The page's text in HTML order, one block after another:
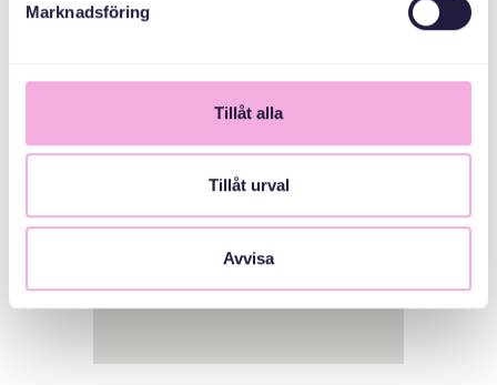
Marknadsföring
Tillåt alla
Tillåt urval
Avvisa